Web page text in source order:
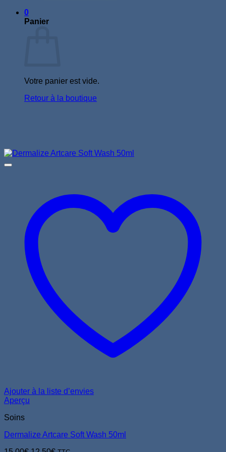
0
Panier
Votre panier est vide.
Retour à la boutique
Ajouter à la liste d’envies
Aperçu
Soins
Dermalize Artcare Soft Wash 50ml